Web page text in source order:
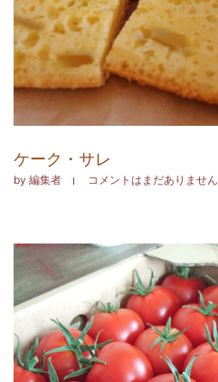
ケーク・サレ
by 編集者 コメントはまだありません